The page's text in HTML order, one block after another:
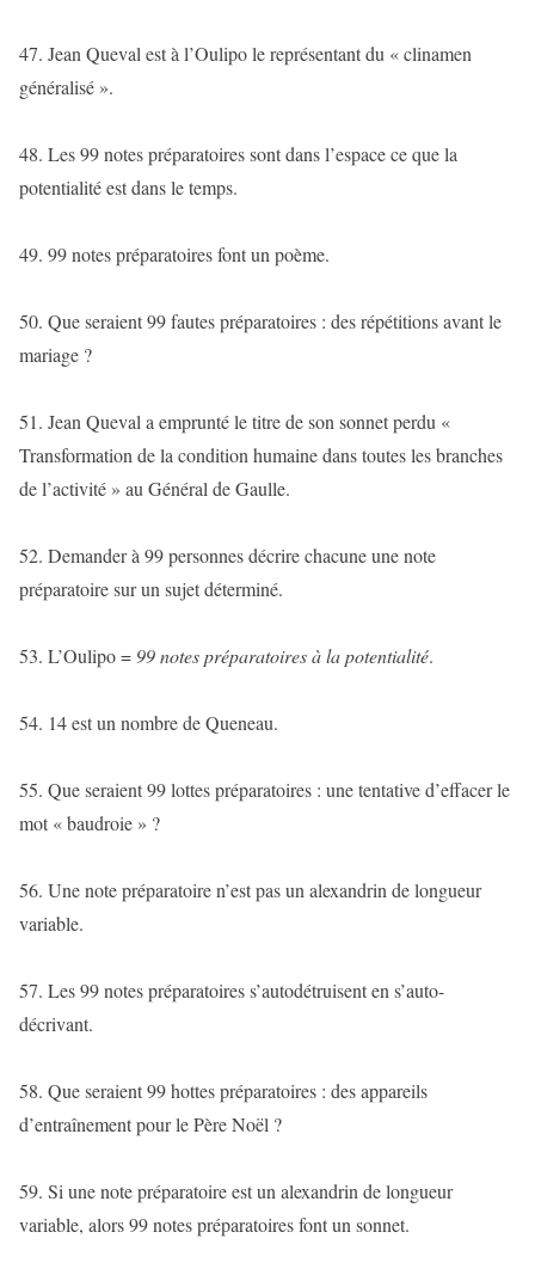
47. Jean Queval est à l’Oulipo le représentant du « clinamen
généralisé ».
48. Les 99 notes préparatoires sont dans l’espace ce que la
potentialité est dans le temps.
49. 99 notes préparatoires font un poème.
50. Que seraient 99 fautes préparatoires : des répétitions avant le
mariage ?
51. Jean Queval a emprunté le titre de son sonnet perdu «
Transformation de la condition humaine dans toutes les branches
de l’activité » au Général de Gaulle.
52. Demander à 99 personnes décrire chacune une note
préparatoire sur un sujet déterminé.
53. L’Oulipo = 99 notes préparatoires à la potentialité.
54. 14 est un nombre de Queneau.
55. Que seraient 99 lottes préparatoires : une tentative d’effacer le
mot « baudroie » ?
56. Une note préparatoire n’est pas un alexandrin de longueur
variable.
57. Les 99 notes préparatoires s’autodétruisent en s’auto-
décrivant.
58. Que seraient 99 hottes préparatoires : des appareils
d’entraînement pour le Père Noël ?
59. Si une note préparatoire est un alexandrin de longueur
variable, alors 99 notes préparatoires font un sonnet.